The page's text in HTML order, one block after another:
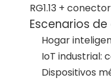
RG1.13 +
Escenarios
Hogar
IoT industrial:
Dispositivos